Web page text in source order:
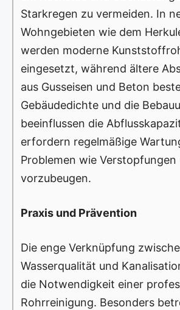
Starkregen zu vermeiden. In
Wohngebieten wie dem
werden moderne
eingesetzt, während ältere
aus Gusseisen und Beton
Gebäudedichte und die
beeinflussen die
erfordern regelmäßige
Problemen wie Verstopfungen
vorzubeugen.
Praxis und Prävention
Die enge Verknüpfung
Wasserqualität und
die Notwendigkeit einer
Rohrreinigung. Besonders